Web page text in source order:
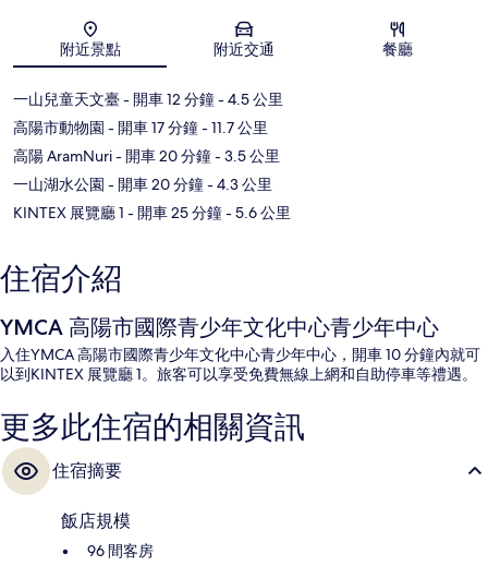
地圖
附近景點 附近交通 餐廳
一山兒童天文臺- 開車 12 分鐘- 4.5 公里
高陽市動物園 - 開車 17 分鐘- 11.7 公里
高陽 AramNuri- 開車 20 分鐘- 3.5 公里
一山湖水公園 - 開車 20 分鐘- 4.3 公里
KINTEX 展覽廳 1 - 開車 25 分鐘- 5.6 公里
住宿介紹
YMCA 高陽市國際青少年文化中心青少年中心
入住YMCA 高陽市國際青少年文化中心青少年中心，開車 10 分鐘內就可
以到KINTEX 展覽廳 1。旅客可以享受免費無線上網和自助停車等禮遇。
更多此住宿的相關資訊
住宿摘要
飯店規模
96 間客房